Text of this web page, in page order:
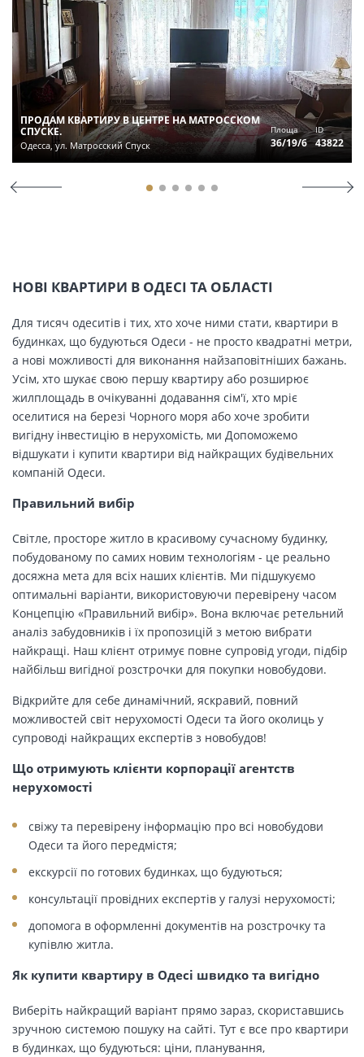
ПРОДАМ КВАРТИРУ В ЦЕНТРЕ НА МАТРОССКОМ
СПУСКЕ.
Одесса, ул. Матросский Спуск
Площа
36/19/6
ID
43822
НОВІ КВАРТИРИ В ОДЕСІ ТА ОБЛАСТІ
Для тисяч одеситів і тих, хто хоче ними стати, квартири в
будинках, що будуються Одеси - не просто квадратні метри,
а нові можливості для виконання найзаповітніших бажань.
Усім, хто шукає свою першу квартиру або розширює
жилплощадь в очікуванні додавання сім'ї, хто мріє
оселитися на березі Чорного моря або хоче зробити
вигідну інвестицію в нерухомість, ми Допоможемо
відшукати і купити квартири від найкращих будівельних
компаній Одеси.
Правильний вибір
Світле, просторе житло в красивому сучасному будинку,
побудованому по самих новим технологіям - це реально
досяжна мета для всіх наших клієнтів. Ми підшукуємо
оптимальні варіанти, використовуючи перевірену часом
Концепцію «Правильний вибір». Вона включає ретельний
аналіз забудовників і їх пропозицій з метою вибрати
найкращі. Наш клієнт отримує повне супровід угоди, підбір
найбільш вигідної розстрочки для покупки новобудови.
Відкрийте для себе динамічний, яскравий, повний
можливостей світ нерухомості Одеси та його околиць у
супроводі найкращих експертів з новобудов!
Що отримують клієнти корпорації агентств
нерухомості
свіжу та перевірену інформацію про всі новобудови
Одеси та його передмістя;
екскурсії по готових будинках, що будуються;
консультації провідних експертів у галузі нерухомості;
допомога в оформленні документів на розстрочку та
купівлю житла.
Як купити квартиру в Одесі швидко та вигідно
Виберіть найкращий варіант прямо зараз, скориставшись
зручною системою пошуку на сайті. Тут є все про квартири
в будинках, що будуються: ціни, планування,